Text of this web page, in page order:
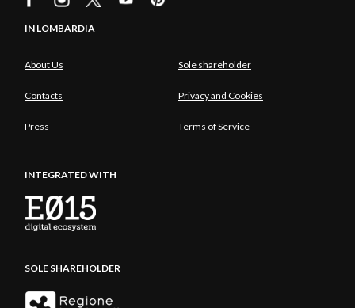
IN LOMBARDIA
About Us Sole shareholder
Contacts Privacy and Cookies
Press Terms of Service
INTEGRATED WITH
SOLE SHAREHOLDER